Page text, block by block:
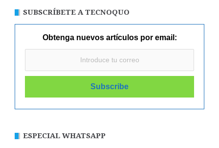
SUBSCRÍBETE A TECNOQUO
Obtenga nuevos artículos por email:
ESPECIAL WHATSAPP